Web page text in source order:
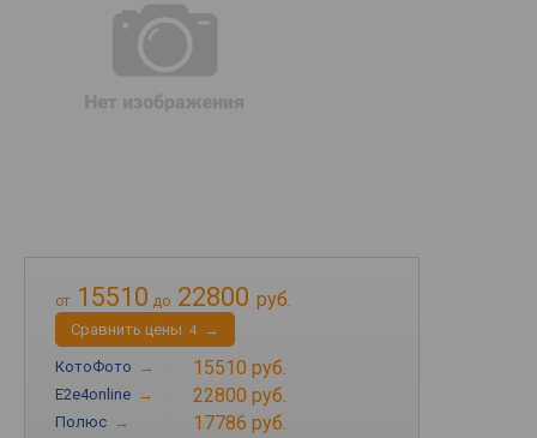
от 15510 до 22800 руб.
Cравнить цены 4 →
КотоФото → 15510 руб.
E2e4online → 22800 руб.
Полюс → 17786 руб.